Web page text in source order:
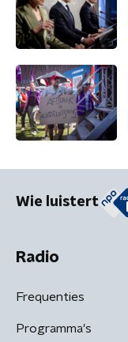
Wie luistert
Radio
Frequenties
Programma's